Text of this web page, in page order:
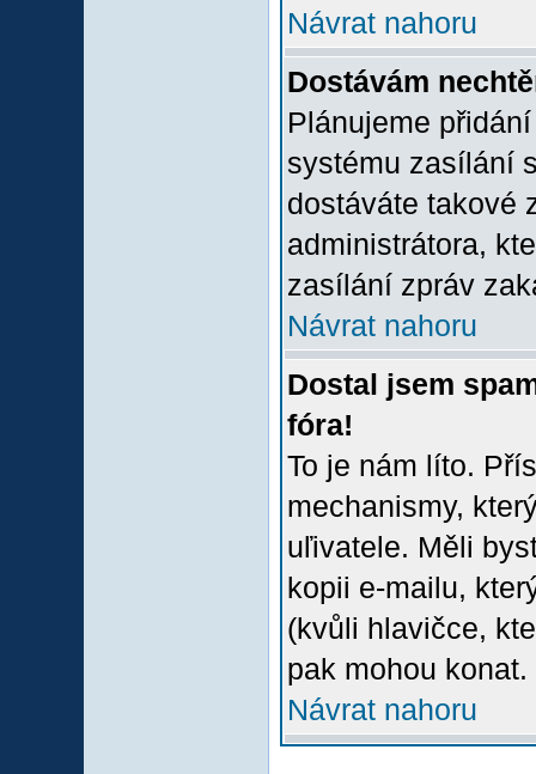
Návrat nahoru
Dostávám
Plánujeme
systému zasílání
dostáváte takové
administrátora,
zasílání zpráv
Návrat nahoru
Dostal jsem
fóra!
To je nám líto.
mechanismy,
uľivatele. Měli
kopii e-mailu,
(kvůli hlavičce,
pak mohou konat.
Návrat nahoru